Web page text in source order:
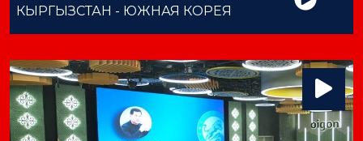
КЫРГЫЗСТАН - ЮЖНАЯ КОРЕЯ